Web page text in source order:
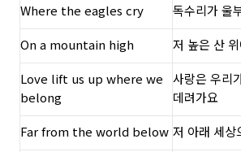
Where the eagles cry
독수리가 울
On a mountain high
저 높은 산
Love lift us up where we
belong
사랑은 우리
데려가요
Far from the world below 저 아래 세상